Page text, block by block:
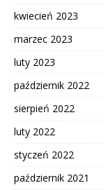
kwiecień 2023
marzec 2023
luty 2023
październik 2022
sierpień 2022
luty 2022
styczeń 2022
październik 2021